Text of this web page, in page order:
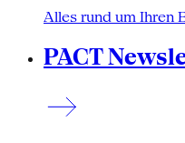
Alles rund um Ihren
PACT